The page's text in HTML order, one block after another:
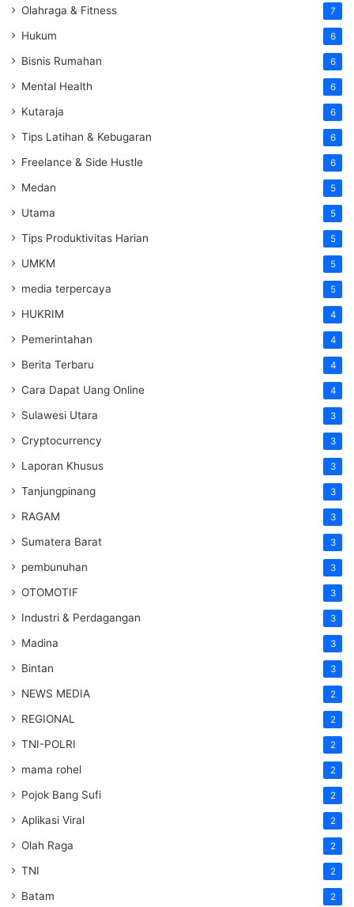
Olahraga & Fitness 7
Hukum 6
Bisnis Rumahan 6
Mental Health 6
Kutaraja 6
Tips Latihan & Kebugaran 6
Freelance & Side Hustle 6
Medan 5
Utama 5
Tips Produktivitas Harian 5
UMKM 5
media terpercaya 5
HUKRIM 4
Pemerintahan 4
Berita Terbaru 4
Cara Dapat Uang Online 4
Sulawesi Utara 3
Cryptocurrency 3
Laporan Khusus 3
Tanjungpinang 3
RAGAM 3
Sumatera Barat 3
pembunuhan 3
OTOMOTIF 3
Industri & Perdagangan 3
Madina 3
Bintan 3
NEWS MEDIA 2
REGIONAL 2
TNI-POLRI 2
mama rohel 2
Pojok Bang Sufi 2
Aplikasi Viral 2
Olah Raga 2
TNI 2
Batam 2